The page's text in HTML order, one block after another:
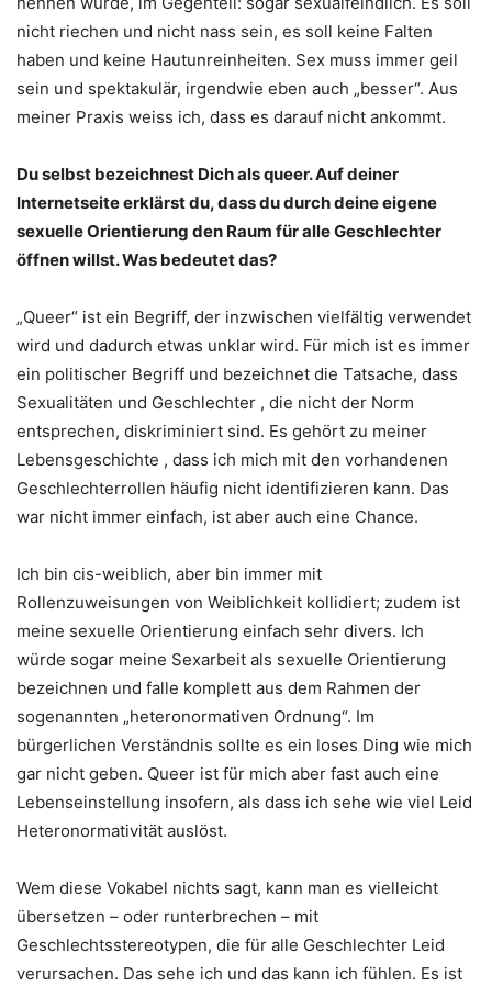
nicht riechen und nicht nass sein, es soll keine Falten
haben und keine Hautunreinheiten. Sex muss immer geil
sein und spektakulär, irgendwie eben auch „besser“. Aus
meiner Praxis weiss ich, dass es darauf nicht ankommt.
Du selbst bezeichnest Dich als queer. Auf deiner
Internetseite erklärst du, dass du durch deine eigene
sexuelle Orientierung den Raum für alle Geschlechter
öffnen willst. Was bedeutet das?
„Queer“ ist ein Begriff, der inzwischen vielfältig verwendet
wird und dadurch etwas unklar wird. Für mich ist es immer
ein politischer Begriff und bezeichnet die Tatsache, dass
Sexualitäten und Geschlechter , die nicht der Norm
entsprechen, diskriminiert sind. Es gehört zu meiner
Lebensgeschichte , dass ich mich mit den vorhandenen
Geschlechterrollen häufig nicht identifizieren kann. Das
war nicht immer einfach, ist aber auch eine Chance.
Ich bin cis-weiblich, aber bin immer mit
Rollenzuweisungen von Weiblichkeit kollidiert; zudem ist
meine sexuelle Orientierung einfach sehr divers. Ich
würde sogar meine Sexarbeit als sexuelle Orientierung
bezeichnen und falle komplett aus dem Rahmen der
sogenannten „heteronormativen Ordnung“. Im
bürgerlichen Verständnis sollte es ein loses Ding wie mich
gar nicht geben. Queer ist für mich aber fast auch eine
Lebenseinstellung insofern, als dass ich sehe wie viel Leid
Heteronormativität auslöst.
Wem diese Vokabel nichts sagt, kann man es vielleicht
übersetzen – oder runterbrechen – mit
Geschlechtsstereotypen, die für alle Geschlechter Leid
verursachen. Das sehe ich und das kann ich fühlen. Es ist